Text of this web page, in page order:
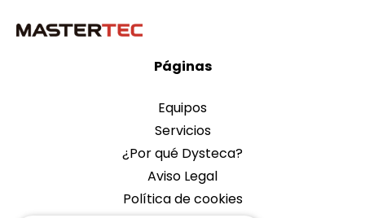
Páginas
Equipos
Servicios
¿Por qué Dysteca?
Aviso Legal
Política de cookies